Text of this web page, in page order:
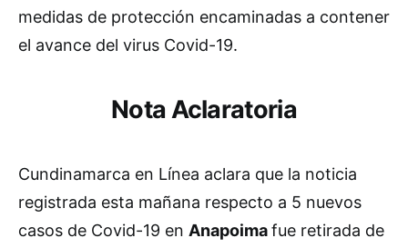
medidas de protección encaminadas a contener
el avance del virus Covid-19.
Nota Aclaratoria
Cundinamarca en Línea aclara que la noticia
registrada esta mañana respecto a 5 nuevos
casos de Covid-19 en Anapoimafue retirada de